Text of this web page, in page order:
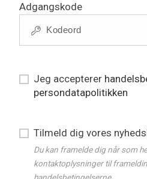
Adgangskode
Jeg accepterer
persondatapolitikken
Tilmeld dig vores
Du kan framelde dig når som
kontaktoplysninger til